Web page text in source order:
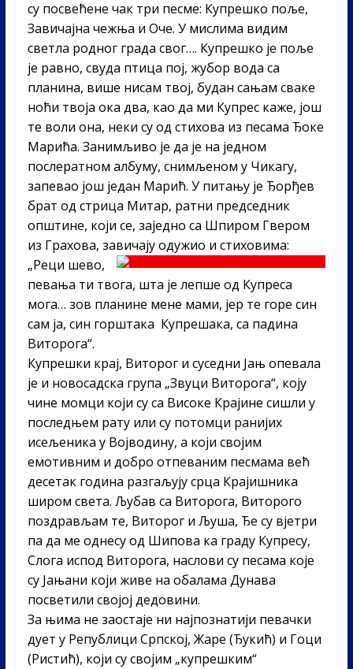
су посвећене чак три песме: Купрешко поље,
Завичајна чежња и Оче. У мислима видим
светла родног града свог…. Купрешко је поље
је равно, свуда птица пој, жубор вода са
планина, више нисам твој, будан сањам сваке
ноћи твоја ока два, као да ми Купрес каже, још
те воли она, неки су од стихова из песама Ђоке
Марића. Занимљиво је да је на једном
послератном албуму, снимљеном у Чикагу,
запевао још један Марић. У питању је Ђорђев
брат од стрица Митар, ратни председник
општине, који се, заједно са Шпиром Гвером
из Грахова, завичају одужио и стиховима:
„Реци шево,
певања ти твога, шта је лепше од Купреса
мога… зов планине мене мами, јер те горе син
сам ја, син горштака Купрешака, са падина
Виторога“.
Купрешки крај, Виторог и суседни Јањ опевала
је и новосадска група „Звуци Виторога“, коју
чине момци који су са Високе Крајине сишли у
последњем рату или су потомци ранијих
исељеника у Војводину, а који својим
емотивним и добро отпеваним песмама већ
десетак година разгаљују срца Крајишника
широм света. Љубав са Виторога, Виторого
поздрављам те, Виторог и Љуша, Ђе су вјетри
па да ме однесу од Шипова ка граду Купресу,
Слога испод Виторога, наслови су песама које
су Јањани који живе на обалама Дунава
посветили својој дедовини.
За њима не заостаје ни најпознатији певачки
дует у Републици Српској, Жаре (Ђукић) и Гоци
(Ристић), који су својим „купрешким“